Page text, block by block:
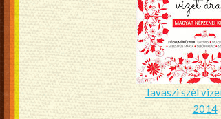
Tavaszi szél
2014